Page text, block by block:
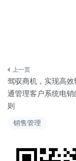
销售管理
文
章
导
驾驭商机，实现高效
通管理客户系统电销
则